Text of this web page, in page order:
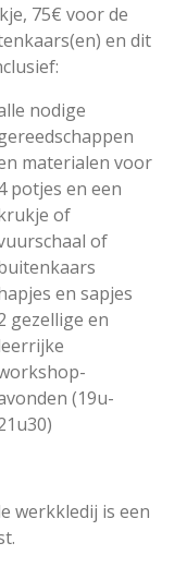
75€ voor de
en dit
nodige
materialen voor
potjes en een
of
of
en sapjes
gezellige en
(19u-
werkkledij is een